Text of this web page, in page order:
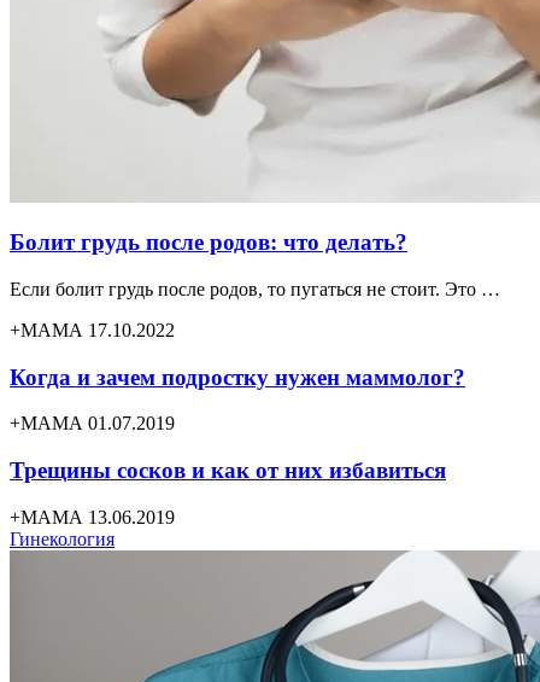
Болит грудь после родов: что делать?
Если болит грудь после родов, то пугаться не стоит. Это …
+МАМА 17.10.2022
Когда и зачем подростку нужен маммолог?
+МАМА 01.07.2019
Трещины сосков и как от них избавиться
+МАМА 13.06.2019
Гинекология